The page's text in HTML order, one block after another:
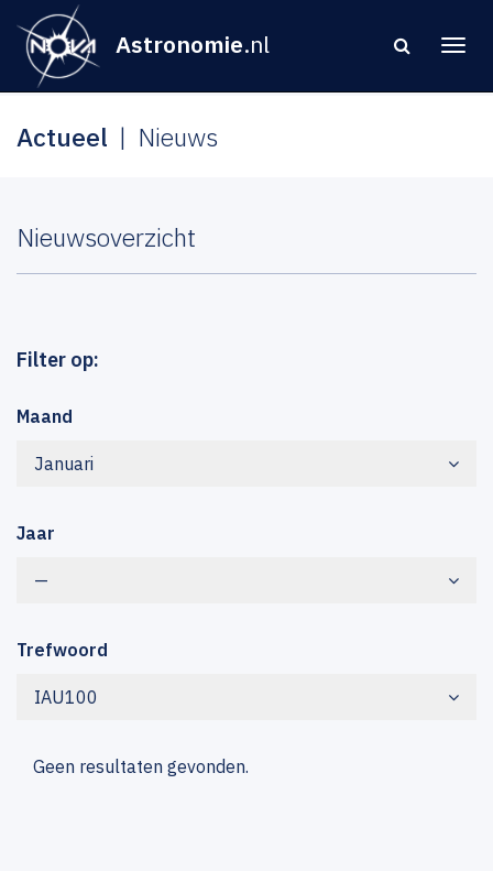
Astronomie.nl
Actueel Nieuws
Nieuwsoverzicht
Filter op:
Maand
Januari
Jaar
—
Trefwoord
IAU100
Geen resultaten gevonden.